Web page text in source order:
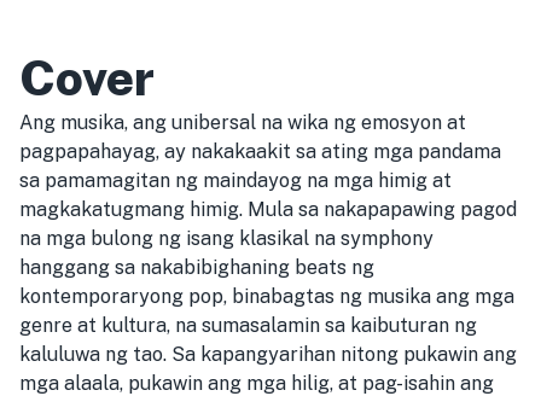
Cover
Ang musika, ang unibersal na wika ng emosyon at
pagpapahayag, ay nakakaakit sa ating mga pandama
sa pamamagitan ng maindayog na mga himig at
magkakatugmang himig. Mula sa nakapapawing pagod
na mga bulong ng isang klasikal na symphony
hanggang sa nakabibighaning beats ng
kontemporaryong pop, binabagtas ng musika ang mga
genre at kultura, na sumasalamin sa kaibuturan ng
kaluluwa ng tao. Sa kapangyarihan nitong pukawin ang
mga alaala, pukawin ang mga hilig, at pag-isahin ang